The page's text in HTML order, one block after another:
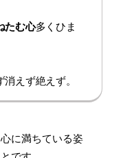
たむ心多くひま
えず絶えず。
に満ちている姿